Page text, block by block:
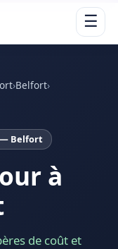
☰
›Belfort›
— Belfort
à
de coût et